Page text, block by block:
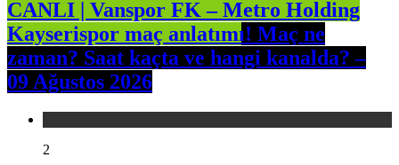
CANLI | Vanspor FK – Metro Holding
Kayserispor maç anlatımı! Maç ne
zaman? Saat kaçta ve hangi kanalda? –
09 Ağustos 2026
2